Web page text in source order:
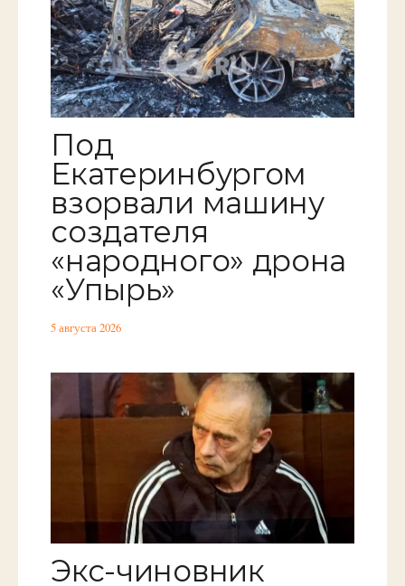
Под
Екатеринбургом
взорвали машину
создателя
«народного» дрона
«Упырь»
5 августа 2026
Экс-чиновник